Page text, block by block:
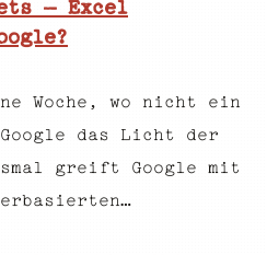
– Excel
Woche, wo nicht ein
das Licht der
greift Google mit